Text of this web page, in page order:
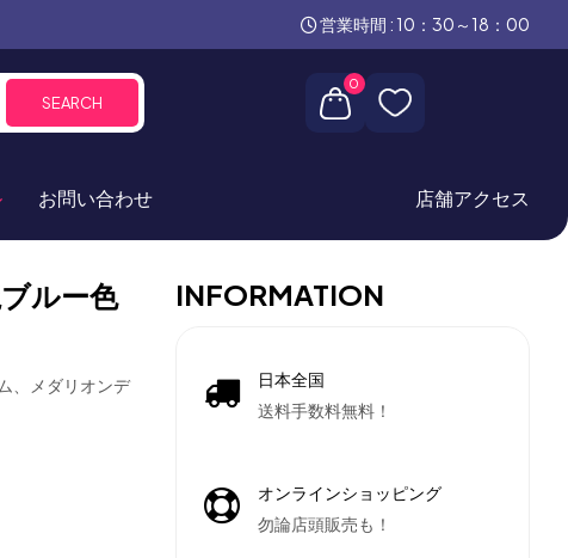
営業時間 : 10：30～18：00
SEARCH
0
お問い合わせ 店舗アクセス
ルー色
、メダリオンデ
INFORMATION
日本全国
送料手数料無料！
オンラインショッピング
勿論店頭販売も！